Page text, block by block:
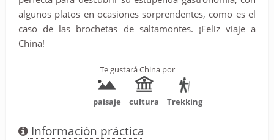
algunos platos en ocasiones sorprendentes, como es el
caso de las brochetas de saltamontes. ¡Feliz viaje a
China!
Te gustará China por
paisaje cultura Trekking
Información práctica